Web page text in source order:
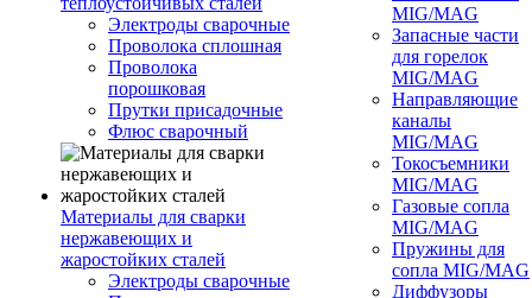
Электроды сварочные
Проволока сплошная
Проволока
порошковая
Прутки присадочные
Флюс сварочный
Материалы для сварки
нержавеющих и
жаростойких сталей
Электроды сварочные
MIG/MAG
Запасные части
для горелок
MIG/MAG
Направляющие
каналы
MIG/MAG
Токосъемники
MIG/MAG
Газовые сопла
MIG/MAG
Пружины для
сопла MIG/MAG
Диффузоры